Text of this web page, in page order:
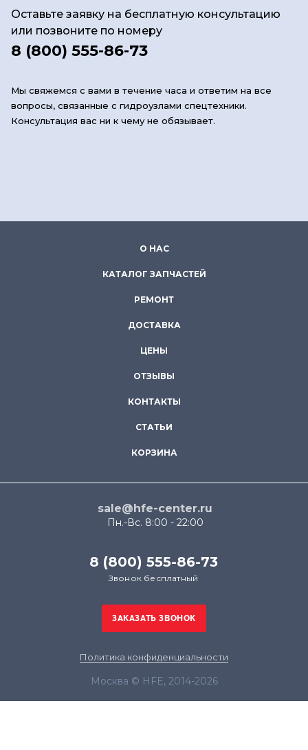
Оставьте заявку на бесплатную консультацию
или позвоните по номеру
8 (800) 555-86-73
Мы свяжемся с вами в течение часа и ответим на все
вопросы, связанные с гидроузлами спецтехники.
Консультация вас ни к чему не обязывает.
О НАС
КАТАЛОГ ЗАПЧАСТЕЙ
РЕМОНТ
ДОСТАВКА
ЦЕНЫ
ОТЗЫВЫ
КОНТАКТЫ
СТАТЬИ
КОРЗИНА
sale@hfe-center.ru
Пн.-Вс. 8:00 - 22:00
8 (800) 555-86-73
Звонок бесплатный
Политика конфиденциальности
Москва © HFE, 2014-2026